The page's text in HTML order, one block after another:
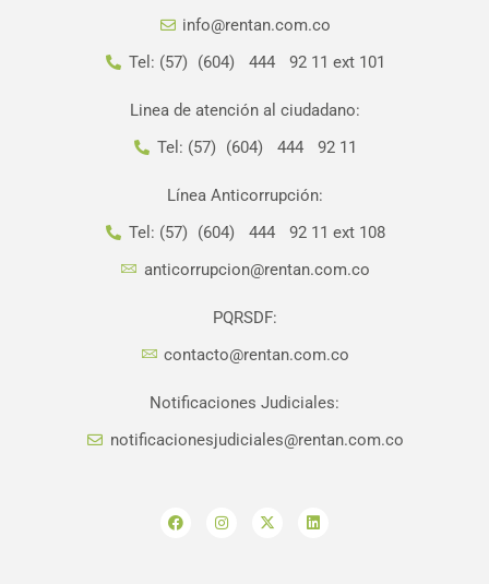
info@rentan.com.co
Tel: (57) (604) 444 92 11 ext 101
Linea de atención al ciudadano:
Tel: (57) (604) 444 92 11
Línea Anticorrupción:
Tel: (57) (604) 444 92 11 ext 108
anticorrupcion@rentan.com.co
PQRSDF:
contacto@rentan.com.co
Notificaciones Judiciales:
notificacionesjudiciales@rentan.com.co
a
c
n
s
-
t
i
n